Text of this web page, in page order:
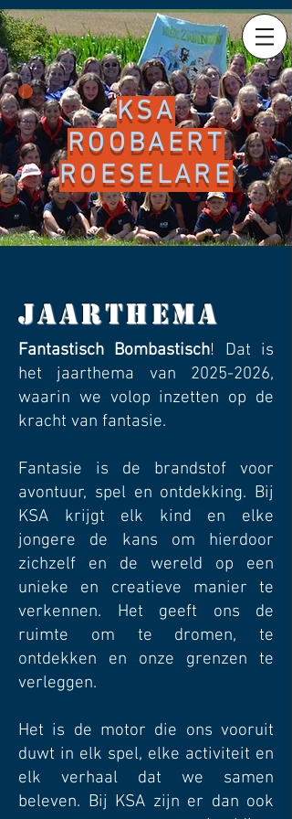
KSA
ROOBAERT
ROESELARE
jaarthema
Fantastisch Bombastisch! Dat is
het jaarthema van 2025-2026,
waarin we volop inzetten op de
kracht van fantasie.
Fantasie is de brandstof voor
avontuur, spel en ontdekking. Bij
KSA krijgt elk kind en elke
jongere de kans om hierdoor
zichzelf en de wereld op een
unieke en creatieve manier te
verkennen. Het geeft ons de
ruimte om te dromen, te
ontdekken en onze grenzen te
verleggen.
Het is de motor die ons vooruit
duwt in elk spel, elke activiteit en
elk verhaal dat we samen
beleven. Bij KSA zijn er dan ook